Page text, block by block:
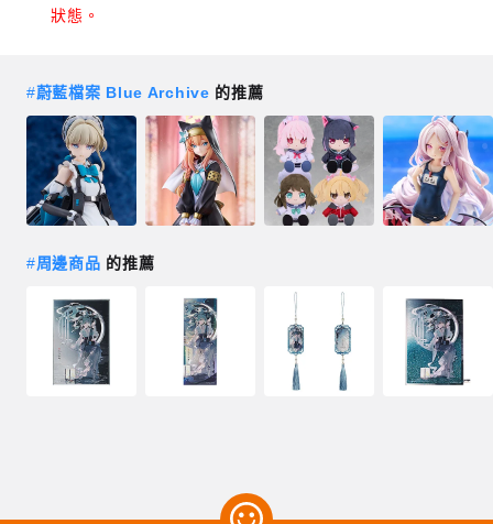
狀態。
#蔚藍檔案 Blue Archive 的推薦
#周邊商品 的推薦